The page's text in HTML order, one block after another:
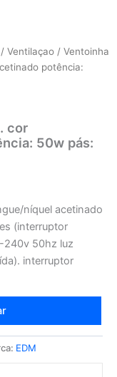
/ Ventilaçao / Ventoinha
potência:
cor
50w pás:
níquel acetinado
(interruptor
240v 50hz luz
interruptor
EDM